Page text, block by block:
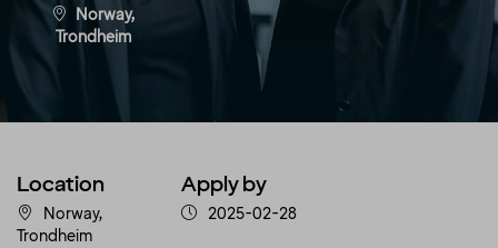
Norway,
Trondheim
Location
Norway,
Trondheim
Apply by
2025-02-28